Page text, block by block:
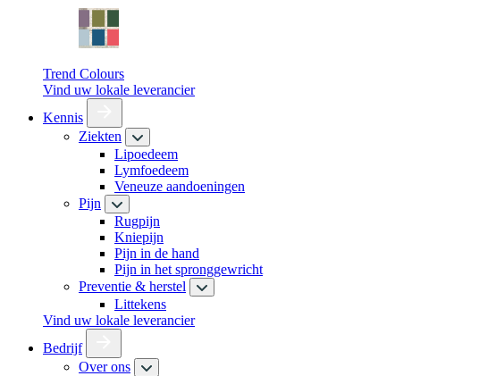
Trend Colours
Vind uw lokale leverancier
Kennis
Ziekten
Lipoedeem
Lymfoedeem
Veneuze aandoeningen
Pijn
Rugpijn
Kniepijn
Pijn in de hand
Pijn in het spronggewricht
Preventie & herstel
Littekens
Vind uw lokale leverancier
Bedrijf
Over ons